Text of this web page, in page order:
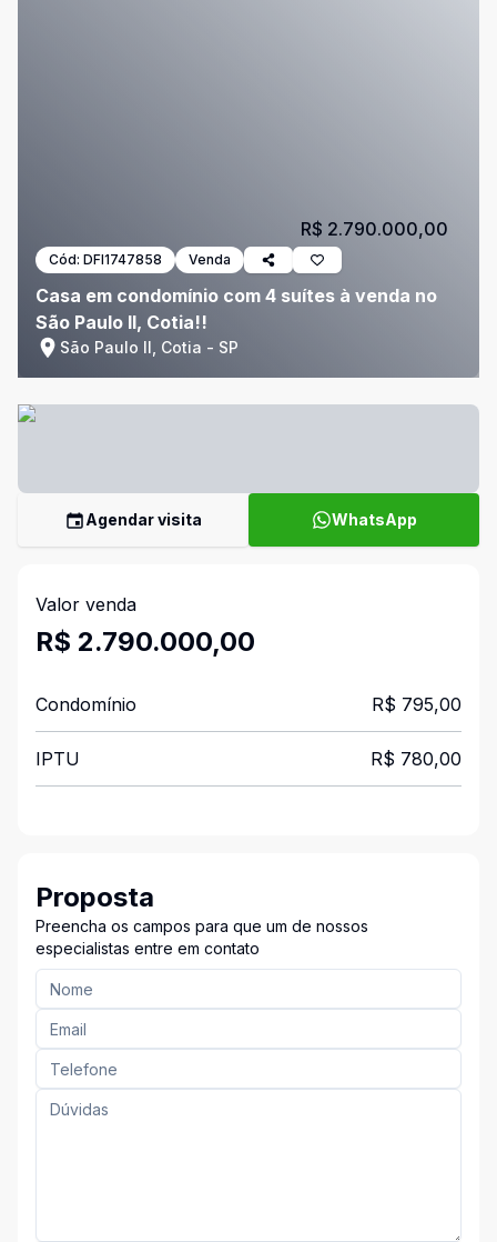
Cód: DFI1747858 Venda
Casa em condomínio com 4 suítes à venda no
São Paulo II, Cotia!!
São Paulo II, Cotia - SP
R$ 2.790.000,00
Agendar visita WhatsApp
Valor venda
R$ 2.790.000,00
Condomínio R$ 795,00
IPTU R$ 780,00
Proposta
Preencha os campos para que um de nossos
especialistas entre em contato